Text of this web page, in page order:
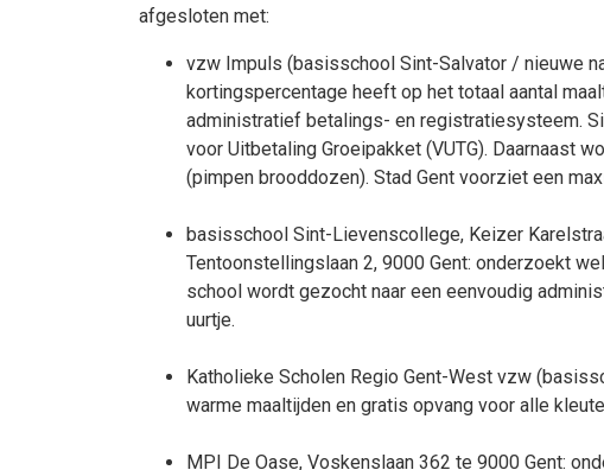
afgesloten met:
vzw Impuls (basisschool Sint-Salvator / nieuwe
kortingspercentage heeft op het totaal aantal
administratief betalings- en registratiesysteem.
voor Uitbetaling Groeipakket (VUTG). Daarnaast
(pimpen brooddozen). Stad Gent voorziet een
basisschool Sint-Lievenscollege, Keizer
Tentoonstellingslaan 2, 9000 Gent: onderzoekt
school wordt gezocht naar een eenvoudig
uurtje.
Katholieke Scholen Regio Gent-West vzw
warme maaltijden en gratis opvang voor alle
MPI De Oase, Voskenslaan 362 te 9000 Gent: